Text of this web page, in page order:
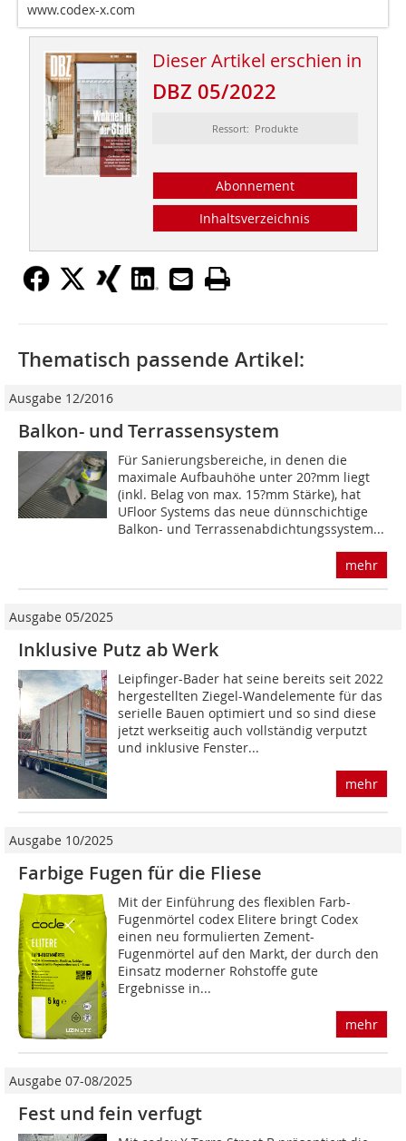
www.codex-x.com
Dieser Artikel erschien in
DBZ 05/2022
Ressort: Produkte
Abonnement
Inhaltsverzeichnis
Thematisch passende Artikel:
Ausgabe 12/2016
Balkon- und Terrassensystem
Für Sanierungsbereiche, in denen die
maximale Aufbauhöhe unter 20?mm liegt
(inkl. Belag von max. 15?mm Stärke), hat
UFloor Systems das neue dünnschichtige
Balkon- und Terrassenabdichtungssystem...
mehr
Ausgabe 05/2025
Inklusive Putz ab Werk
Leipfinger-Bader hat seine bereits seit 2022
hergestellten Ziegel-Wandelemente für das
serielle Bauen optimiert und so sind diese
jetzt werkseitig auch vollständig verputzt
und inklusive Fenster...
mehr
Ausgabe 10/2025
Farbige Fugen für die Fliese
Mit der Einführung des flexiblen Farb-
Fugenmörtel codex Elitere bringt Codex
einen neu formulierten Zement-
Fugenmörtel auf den Markt, der durch den
Einsatz moderner Rohstoffe gute
Ergebnisse in...
mehr
Ausgabe 07-08/2025
Fest und fein verfugt